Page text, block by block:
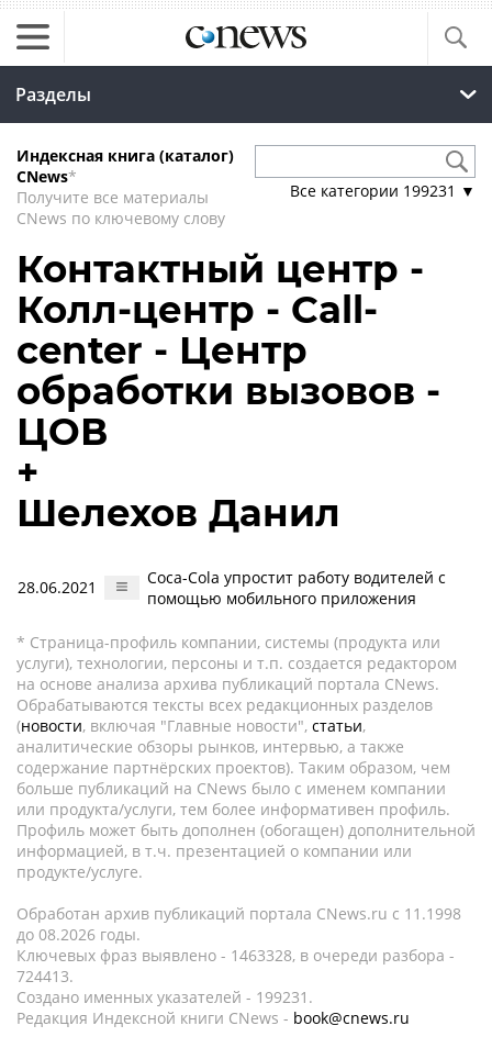
Разделы
Индексная книга (каталог)
CNews*
Получите все материалы
CNews по ключевому слову
Все категории 199231 ▼
Контактный центр -
Колл-центр - Call-
center - Центр
обработки вызовов -
ЦОВ
+
Шелехов Данил
28.06.2021
Coca-Cola упростит работу водителей с
помощью мобильного приложения
* Страница-профиль компании, системы (продукта или
услуги), технологии, персоны и т.п. создается редактором
на основе анализа архива публикаций портала CNews.
Обрабатываются тексты всех редакционных разделов
(новости, включая "Главные новости", статьи,
аналитические обзоры рынков, интервью, а также
содержание партнёрских проектов). Таким образом, чем
больше публикаций на CNews было с именем компании
или продукта/услуги, тем более информативен профиль.
Профиль может быть дополнен (обогащен) дополнительной
информацией, в т.ч. презентацией о компании или
продукте/услуге.
Обработан архив публикаций портала CNews.ru c 11.1998
до 08.2026 годы.
Ключевых фраз выявлено - 1463328, в очереди разбора -
724413.
Создано именных указателей - 199231.
Редакция Индексной книги CNews - book@cnews.ru